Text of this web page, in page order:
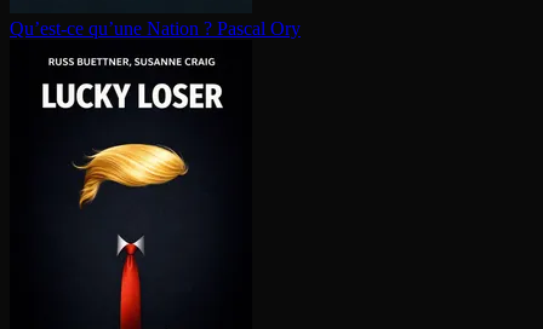
Qu’est-ce qu’une Nation ? Pascal Ory